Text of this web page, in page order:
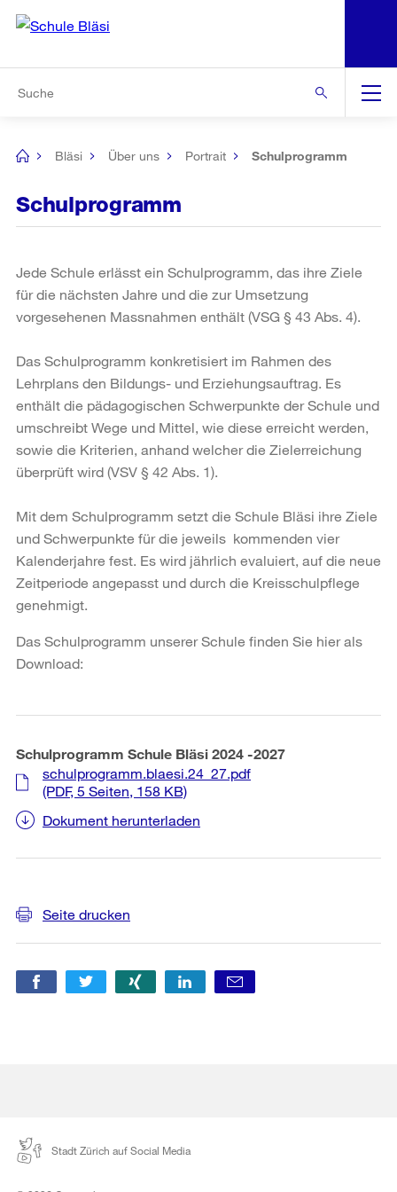
Navigation
[no
Bläsi Über uns Portrait Schulprogramm
Schulprogramm
Jede Schule erlässt ein Schulprogramm, das ihre Ziele
für die nächsten Jahre und die zur Umsetzung
vorgesehenen Massnahmen enthält (VSG § 43 Abs. 4).
Das Schulprogramm konkretisiert im Rahmen des
Lehrplans den Bildungs- und Erziehungsauftrag. Es
enthält die pädagogischen Schwerpunkte der Schule und
umschreibt Wege und Mittel, wie diese erreicht werden,
sowie die Kriterien, anhand welcher die Zielerreichung
überprüft wird (VSV § 42 Abs. 1).
Mit dem Schulprogramm setzt die Schule Bläsi ihre Ziele
und Schwerpunkte für die jeweils kommenden vier
Kalenderjahre fest. Es wird jährlich evaluiert, auf die neue
Zeitperiode angepasst und durch die Kreisschulpflege
genehmigt.
Das Schulprogramm unserer Schule finden Sie hier als
Download:
Schulprogramm Schule Bläsi 2024 -2027
schulprogramm.blaesi.24_27.pdf
(PDF, 5 Seiten, 158 KB)
Dokument herunterladen
Informationen
Seite drucken
Stadt Zürich auf Social Media